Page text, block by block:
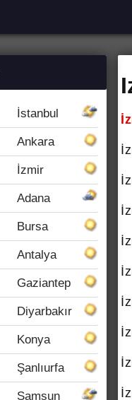
İstanbul
Ankara
İzmir
Adana
Bursa
Antalya
Gaziantep
Diyarbakır
Konya
Şanlıurfa
Samsun